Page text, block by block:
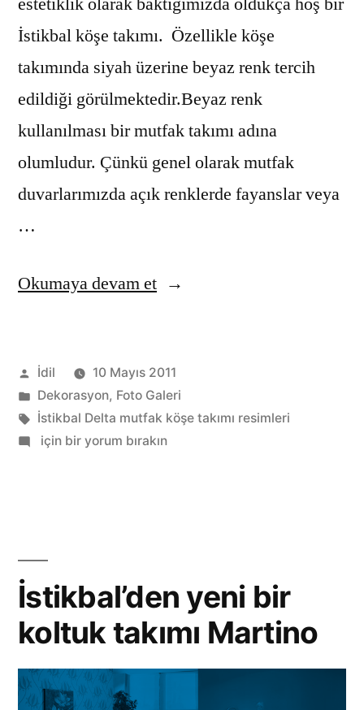
İstikbal köşe takımı. Özellikle köşe
takımında siyah üzerine beyaz renk tercih
edildiği görülmektedir.Beyaz renk
kullanılması bir mutfak takımı adına
olumludur. Çünkü genel olarak mutfak
duvarlarımızda açık renklerde fayanslar veya
…
Okumaya devam et“Kampanyalı
mutfak
köşe
takımı”
Gönderen:
İdil
10 Mayıs 2011
Kategori:
Dekorasyon, Foto Galeri
Etiketler:
İstikbal Delta mutfak köşe takımı resimleri
Kampanyalı
için bir yorum bırakın
İstikbal’den yeni bir
koltuk takımı Martino